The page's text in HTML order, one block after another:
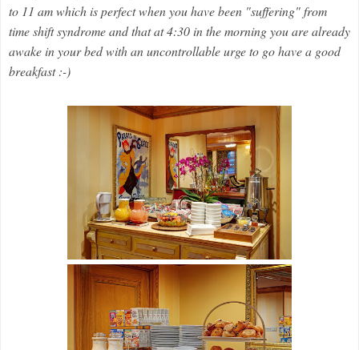
to 11 am which is perfect when you have been "suffering" from
time shift syndrome and that at 4:30 in the morning you are already
awake in your bed with an uncontrollable urge to go have a good
breakfast :-)